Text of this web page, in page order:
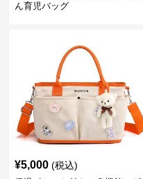
ん育児バッグ
¥5,000 (税込)